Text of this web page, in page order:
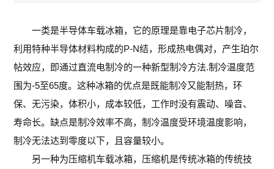
一类是半导体车载冰箱，它的原理是靠电子芯片制冷，
利用特种半导体材料构成的P-N结，形成热电偶对，产生珀尔
帖效应，即通过直流电制冷的一种新型制冷方法.制冷温度范
围为-5至65度。这种冰箱的优点是既能制冷又能制热，环
保、无污染，体积小，成本较低，工作时没有震动、噪音、
寿命长。缺点是制冷效率不高，制冷温度受环境温度影响，
制冷无法达到零度以下，且容量较小。
另一种为压缩机车载冰箱，压缩机是传统冰箱的传统技